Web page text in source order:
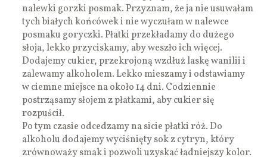
nalewki gorzki posmak. Przyznam, że ja nie usuwałam
tych białych końcówek i nie wyczułam w nalewce
posmaku goryczki. Płatki przekładamy do dużego
słoja, lekko przyciskamy, aby weszło ich więcej.
Dodajemy cukier, przekrojoną wzdłuż laskę wanilii i
zalewamy alkoholem. Lekko mieszamy i odstawiamy
w ciemne miejsce na około 14 dni. Codziennie
postrząsamy słojem z płatkami, aby cukier się
rozpuścił.
Po tym czasie odcedzamy na sicie płatki róż. Do
alkoholu dodajemy wyciśnięty sok z cytryn, który
zrównoważy smak i pozwoli uzyskać ładniejszy kolor.